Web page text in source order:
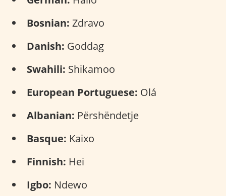
Bosnian: Zdravo
Danish: Goddag
Swahili: Shikamoo
European Portuguese: Olá
Albanian: Përshëndetje
Basque: Kaixo
Finnish: Hei
Igbo: Ndewo